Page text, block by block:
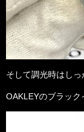
そして調光時はし
OAKLEYのブラック